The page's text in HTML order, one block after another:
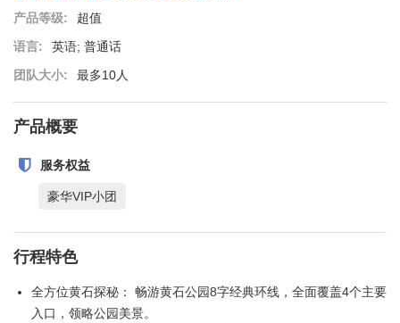
产品等级:
超值
语言:
英语; 普通话
团队大小:
最多10人
产品概要
服务权益
豪华VIP小团
行程特色
全方位黄石探秘： 畅游黄石公园8字经典环线，全面覆盖4个主要
入口，领略公园美景。